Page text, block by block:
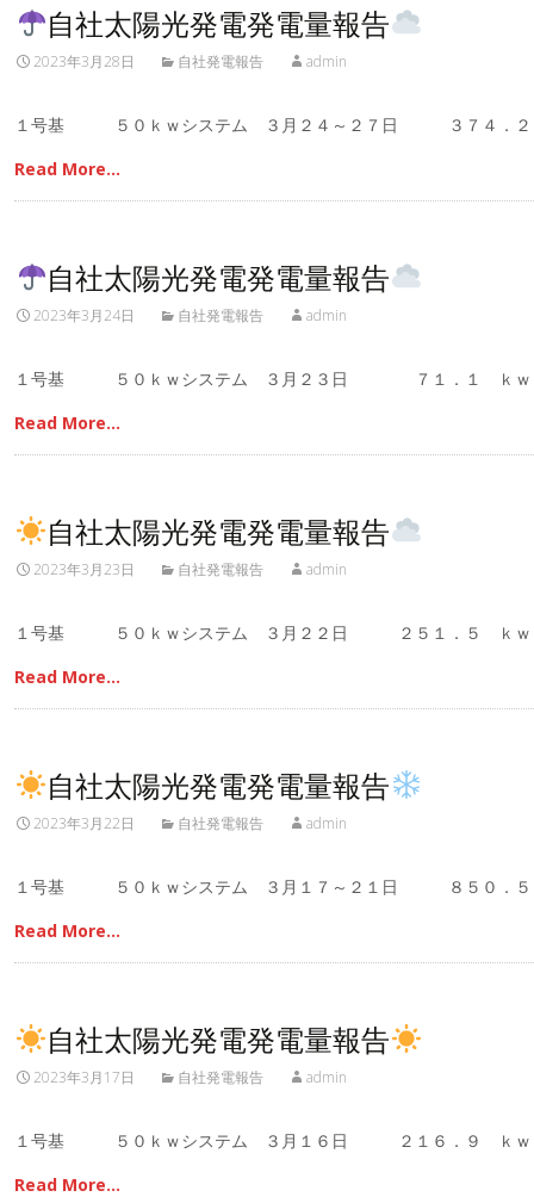
自社太陽光発電発電量報告
2023年3月28日 自社発電報告 admin
１号基 ５０ｋｗシステム ３月２４～２７日 ３７４．
Read More…
自社太陽光発電発電量報告
2023年3月24日 自社発電報告 admin
１号基 ５０ｋｗシステム ３月２３日 ７１．１ ｋｗ
Read More…
自社太陽光発電発電量報告
2023年3月23日 自社発電報告 admin
１号基 ５０ｋｗシステム ３月２２日 ２５１．５ ｋｗ
Read More…
自社太陽光発電発電量報告
2023年3月22日 自社発電報告 admin
１号基 ５０ｋｗシステム ３月１７～２１日 ８５０．
Read More…
自社太陽光発電発電量報告
2023年3月17日 自社発電報告 admin
１号基 ５０ｋｗシステム ３月１６日 ２１６．９ ｋｗ
Read More…